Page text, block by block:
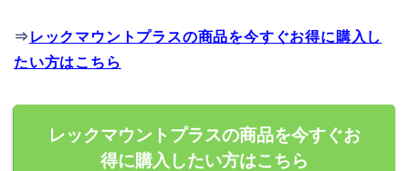
⇒ レックマウントプラスの商品を今すぐお得に購入し
たい方はこちら
レックマウントプラスの商品を今すぐお
得に購入したい方はこちら